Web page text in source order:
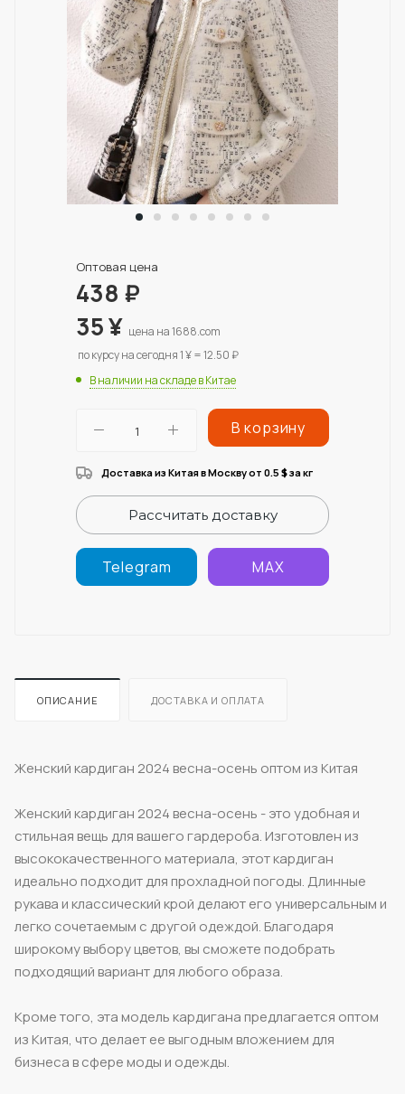
Оптовая цена
438 ₽
35¥ цена на 1688.com
по курсу на сегодня 1 ¥ = 12.50 ₽
В наличии на складе в Китае
В корзину
Доставка из Китая в Москву от 0.5 $за кг
Рассчитать доставку
Telegram MAX
ОПИСАНИЕ ДОСТАВКА И ОПЛАТА
Женский кардиган 2024 весна-осень оптом из Китая
Женский кардиган 2024 весна-осень - это удобная и
стильная вещь для вашего гардероба. Изготовлен из
высококачественного материала, этот кардиган
идеально подходит для прохладной погоды. Длинные
рукава и классический крой делают его универсальным и
легко сочетаемым с другой одеждой. Благодаря
широкому выбору цветов, вы сможете подобрать
подходящий вариант для любого образа.
Кроме того, эта модель кардигана предлагается оптом
из Китая, что делает ее выгодным вложением для
бизнеса в сфере моды и одежды.